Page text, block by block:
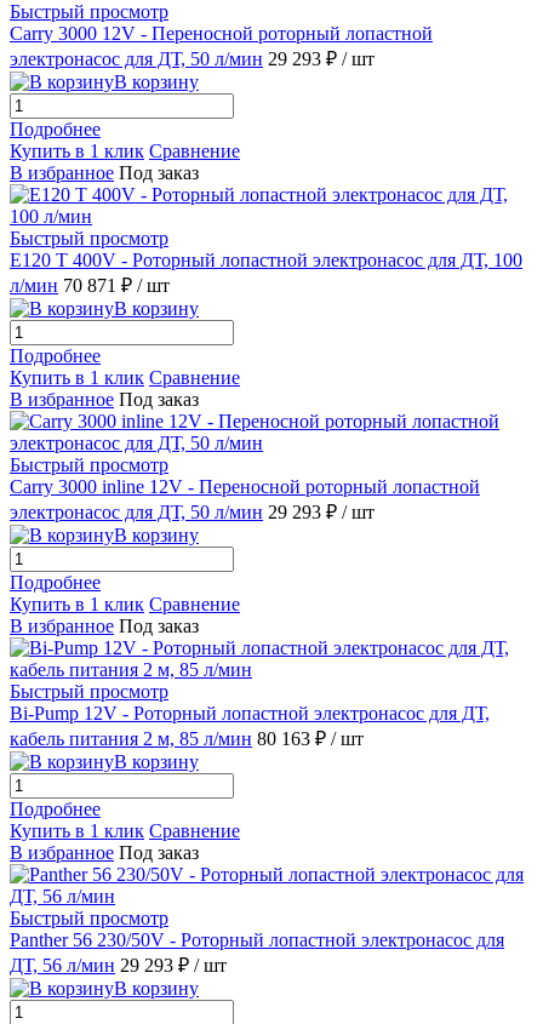
Быстрый просмотр
Carry 3000 12V - Переносной роторный лопастной
электронасос для ДТ, 50 л/мин 29 293 ₽ / шт
В корзину
Подробнее
Купить в 1 клик Сравнение
В избранное Под заказ
Быстрый просмотр
Е120 Т 400V - Роторный лопастной электронасос для ДТ, 100
л/мин 70 871 ₽ / шт
В корзину
Подробнее
Купить в 1 клик Сравнение
В избранное Под заказ
Быстрый просмотр
Carry 3000 inline 12V - Переносной роторный лопастной
электронасос для ДТ, 50 л/мин 29 293 ₽ / шт
В корзину
Подробнее
Купить в 1 клик Сравнение
В избранное Под заказ
Быстрый просмотр
Bi-Pump 12V - Роторный лопастной электронасос для ДТ,
кабель питания 2 м, 85 л/мин 80 163 ₽ / шт
В корзину
Подробнее
Купить в 1 клик Сравнение
В избранное Под заказ
Быстрый просмотр
Panther 56 230/50V - Роторный лопастной электронасос для
ДТ, 56 л/мин 29 293 ₽ / шт
В корзину